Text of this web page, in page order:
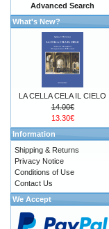
Advanced Search
What's New?
LA CELLA CELA IL CIELO
14.00€
13.30€
Information
Shipping & Returns
Privacy Notice
Conditions of Use
Contact Us
We Accept